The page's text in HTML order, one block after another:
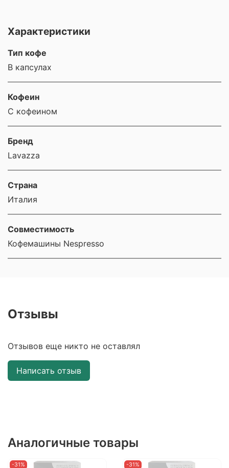
Характеристики
Тип кофе
В капсулах
Кофеин
С кофеином
Бренд
Lavazza
Страна
Италия
Совместимость
Кофемашины Nespresso
Отзывы
Отзывов еще никто не оставлял
Написать отзыв
Аналогичные товары
-31% -31%